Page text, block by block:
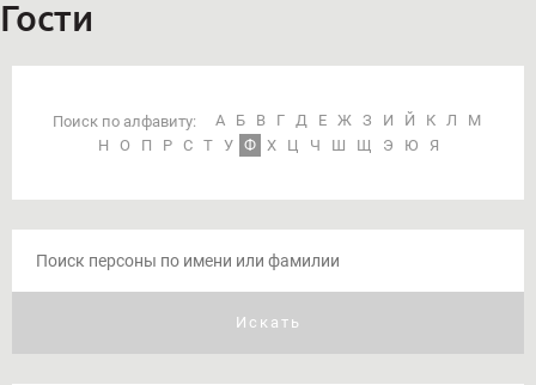
Гости
Поиск по алфавиту: А Б В Г Д Е Ж З И Й К Л
М
Н
О П Р С Т У Ф Х Ц Ч Ш Щ Э Ю Я
Искать